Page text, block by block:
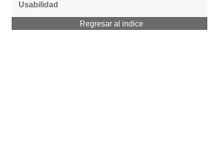
Usabilidad
Regresar al indice